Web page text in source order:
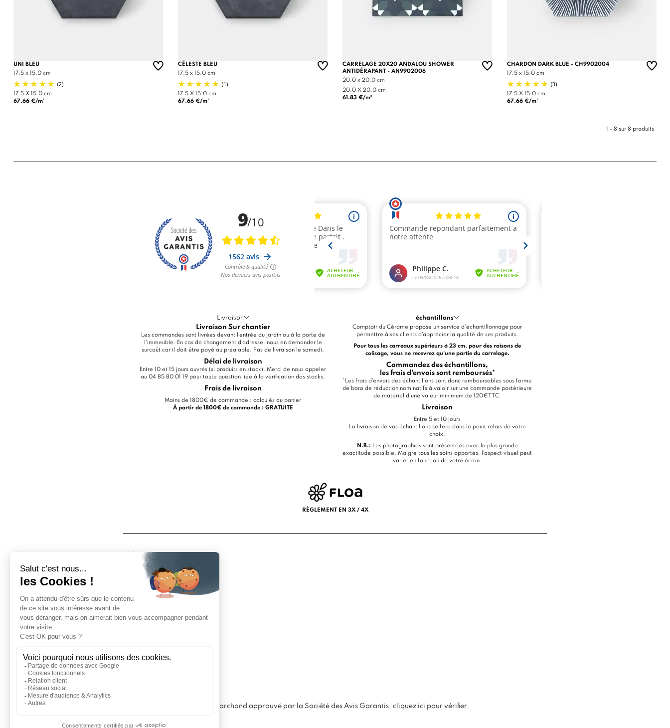
UNI BLEU
17.5 x 15.0 cm
(2)
17.5 X 15.0 cm
67.66 €/m²
CÉLESTE BLEU
17.5 x 15.0 cm
(1)
17.5 X 15.0 cm
67.66 €/m²
CARRELAGE 20X20 ANDALOU SHOWER
ANTIDÉRAPANT - AN9902006
20.0 x 20.0 cm
20.0 X 20.0 cm
61.83 €/m²
CHARDON DARK BLUE - CH9902004
17.5 x 15.0 cm
(3)
17.5 X 15.0 cm
67.66 €/m²
1 - 8 sur 8 produits
Livraison
Livraison Sur chantier
Les commandes sont livrées devant l'entrée du jardin ou à la porte de
l'immeuble. En cas de changement d'adresse, nous en demander le
surcoût car il doit être payé au préalable. Pas de livraison le samedi.
Délai de livraison
Entre 10 et 15 jours ouvrés (si produits en stock). Merci de nous appeler
au 04 85 80 01 19 pour toute question liée à la vérification des stocks.
Frais de livraison
Moins de 1800€ de commande : calculés au panier
À partir de 1800€ de commande : GRATUITE
échantillons
Comptoir du Cérame propose un service d'échantillonnage pour
permettre à ses clients d'apprécier la qualité de ses produits.
Pour tous les carreaux supérieurs à 23 cm, pour des raisons de
colisage, vous ne recevrez qu'une partie du carrelage.
Commandez des échantillons,
les frais d'envois sont remboursés*
*Les frais d'envois des échantillons sont donc remboursables sous forme
de bons de réduction nominatifs à valoir sur une commande postérieure
de matériel d'une valeur minimum de 120€TTC.
Livraison
Entre 5 et 10 jours
La livraison de vos échantillons se fera dans le point relais de votre
choix.
N.B.: Les photographies sont présentées avec la plus grande
exactitude possible. Malgré tous les soins apportés, l'aspect visuel peut
varier en fonction de votre écran.
RÈGLEMENT EN 3X / 4X
À propos
Qui sommes nous ?
Nos magasins
Mentions légales
Retours
Marchand approuvé par la Société des Avis Garantis, cliquez ici pour vérifier.